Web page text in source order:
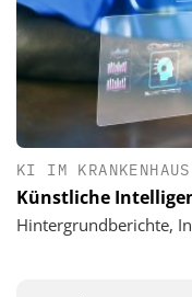
KI IM KRANKENHAUS
Künstliche
Hintergrundberichte,